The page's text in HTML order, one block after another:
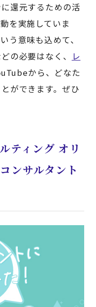
還元するための活
を実施していま
う意味も込めて、
の必要はなく、
レ
から、どなた
ができます。ぜひ
ティング オリ
ンサルタント